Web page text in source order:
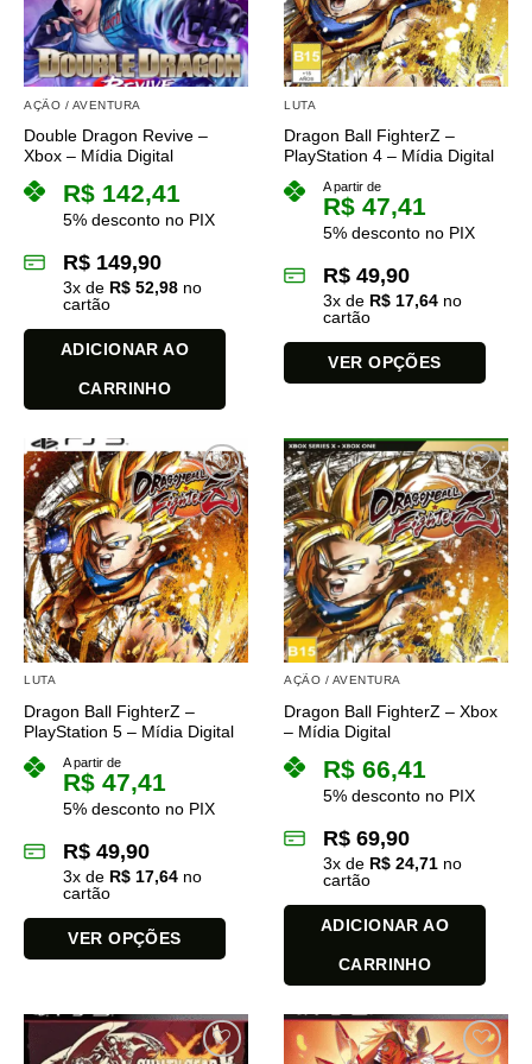
AÇÃO / AVENTURA
Double Dragon Revive –
Xbox – Mídia Digital
R$ 142,41
5% desconto no PIX
R$ 149,90
3x de R$ 52,98 no
cartão
ADICIONAR AO
CARRINHO
LUTA
Dragon Ball FighterZ –
PlayStation 4 – Mídia Digital
A partir de
R$ 47,41
5% desconto no PIX
R$ 49,90
3x de R$ 17,64 no
cartão
VER OPÇÕES
tem
várias
variantes.
As
opções
podem
ser
escolhidas
na
produto
LUTA
Dragon Ball FighterZ –
PlayStation 5 – Mídia Digital
A partir de
R$ 47,41
5% desconto no PIX
R$ 49,90
3x de R$ 17,64 no
cartão
VER OPÇÕES
tem
várias
AÇÃO / AVENTURA
Dragon Ball FighterZ – Xbox
– Mídia Digital
R$ 66,41
5% desconto no PIX
R$ 69,90
3x de R$ 24,71 no
cartão
ADICIONAR AO
CARRINHO